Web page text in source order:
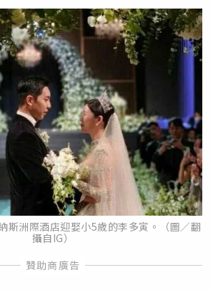
斯洲際酒店迎娶小5歲的李多寅。（圖／翻
攝自IG）